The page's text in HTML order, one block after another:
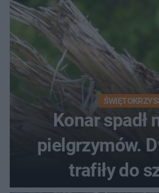
Konar spadł
pielgrzymów.
trafiły do